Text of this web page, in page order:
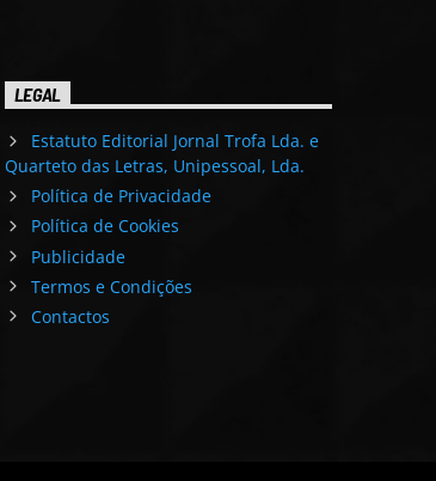
LEGAL
Estatuto Editorial Jornal Trofa Lda. e
Quarteto das Letras, Unipessoal, Lda.
Política de Privacidade
Política de Cookies
Publicidade
Termos e Condições
Contactos